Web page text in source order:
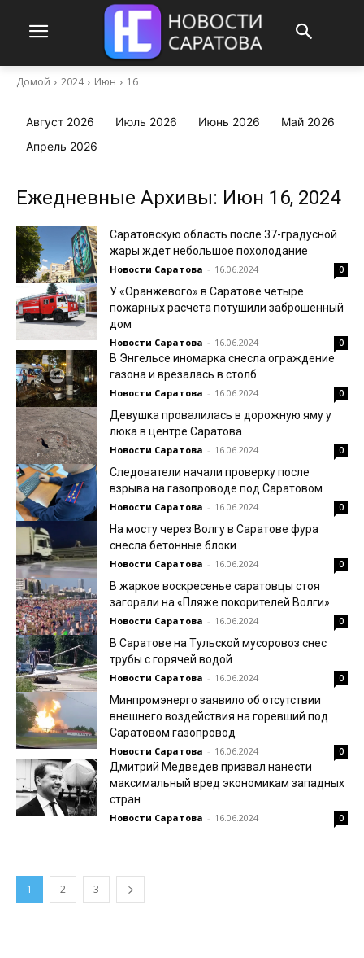
Домой 2024 Июн 16
Август 2026 Июль 2026 Июнь 2026
Май 2026
Апрель 2026
Ежедневные Архивы: Июн 16, 2024
Саратовскую область после 37-градусной
жары ждет небольшое похолодание
Новости Саратова - 16.06.2024 0
У «Оранжевого» в Саратове четыре
пожарных расчета потушили заброшенный
дом
Новости Саратова - 16.06.2024 0
В Энгельсе иномарка снесла ограждение
газона и врезалась в столб
Новости Саратова - 16.06.2024 0
Девушка провалилась в дорожную яму у
люка в центре Саратова
Новости Саратова - 16.06.2024 0
Следователи начали проверку после
взрыва на газопроводе под Саратовом
Новости Саратова - 16.06.2024 0
На мосту через Волгу в Саратове фура
снесла бетонные блоки
Новости Саратова - 16.06.2024 0
В жаркое воскресенье саратовцы стоя
загорали на «Пляже покорителей Волги»
Новости Саратова - 16.06.2024 0
В Саратове на Тульской мусоровоз снес
трубы с горячей водой
Новости Саратова - 16.06.2024 0
Минпромэнерго заявило об отсутствии
внешнего воздействия на горевший под
Саратовом газопровод
Новости Саратова - 16.06.2024 0
Дмитрий Медведев призвал нанести
максимальный вред экономикам западных
стран
Новости Саратова - 16.06.2024 0
1 2 3